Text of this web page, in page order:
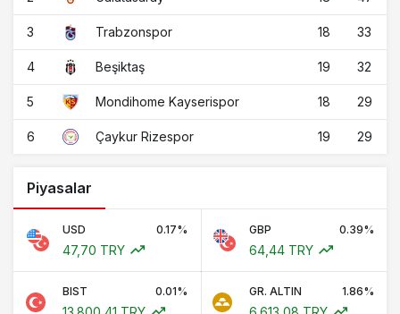
3 Trabzonspor 18 33
4 Beşiktaş 19 32
5 Mondihome Kayserispor 18 29
6 Çaykur Rizespor 19 29
Piyasalar
USD 0.17%
47,70 TRY
GBP 0.39%
64,44 TRY
BIST 0.01% GR. ALTIN 1.86%